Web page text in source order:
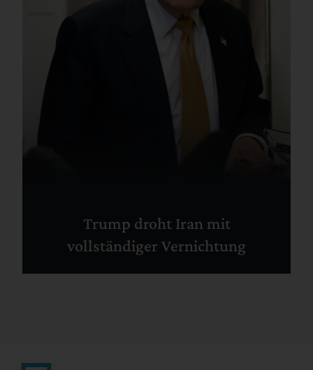
Trump droht Iran mit
vollständiger Vernichtung